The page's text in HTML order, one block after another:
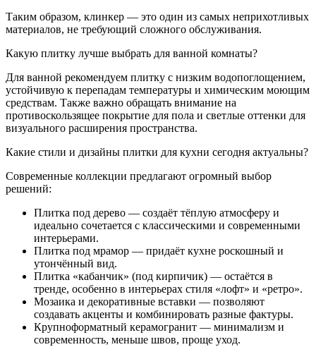
Таким образом, клинкер — это один из самых неприхотливых
материалов, не требующий сложного обслуживания.
Какую плитку лучше выбрать для ванной комнаты?
Для ванной рекомендуем плитку с низким водопоглощением,
устойчивую к перепадам температуры и химическим моющим
средствам. Также важно обращать внимание на
противоскользящее покрытие для пола и светлые оттенки для
визуального расширения пространства.
Какие стили и дизайны плитки для кухни сегодня актуальны?
Современные коллекции предлагают огромный выбор
решений:
Плитка под дерево — создаёт тёплую атмосферу и
идеально сочетается с классическими и современными
интерьерами.
Плитка под мрамор — придаёт кухне роскошный и
утончённый вид.
Плитка «кабанчик» (под кирпичик) — остаётся в
тренде, особенно в интерьерах стиля «лофт» и «ретро».
Мозаика и декоративные вставки — позволяют
создавать акценты и комбинировать разные фактуры.
Крупноформатный керамогранит — минимализм и
современность, меньше швов, проще уход.